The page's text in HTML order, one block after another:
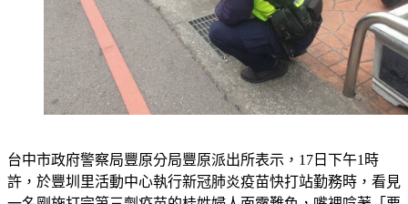
台中市政府警察局豐原分局豐原派出所表示，17日下午1時
許，於豐圳里活動中心執行新冠肺炎疫苗快打站勤務時，看見